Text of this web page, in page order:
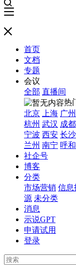
首页
文档
专题
会议
全部 直播间
热
北京
上海 广州
杭州 武汉 成都
宁波 西安 长沙
兰州 南宁 呼
社企号
博客
分类
市场营销 信息
源 未分类
消息
示说GPT
申请试用
登录